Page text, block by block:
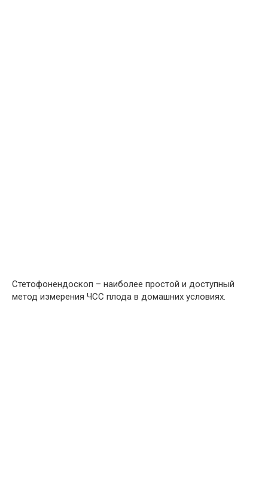
Стетофонендоскоп – наиболее простой и доступный
метод измерения ЧСС плода в домашних условиях.